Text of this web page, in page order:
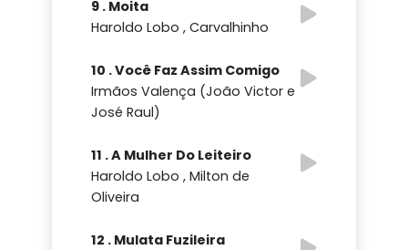
9 . Moita
Haroldo Lobo , Carvalhinho
10 . Você Faz Assim Comigo
Irmãos Valença (João Victor e
José Raul)
11 . A Mulher Do Leiteiro
Haroldo Lobo , Milton de
Oliveira
12 . Mulata Fuzileira